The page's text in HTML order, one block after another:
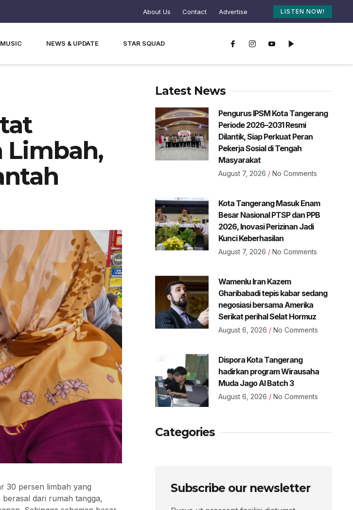
About Us Contact Advertise LISTEN NOW!
MUSIC NEWS & UPDATE STAR SQUAD
Limbah,
30 persen limbah yang
dari rumah tangga,
Latest News
Pengurus IPSM Kota Tangerang
Periode 2026–2031 Resmi
Dilantik, Siap Perkuat Peran
Pekerja Sosial di Tengah
Masyarakat
August 7, 2026 No Comments
Kota Tangerang Masuk Enam
Besar Nasional PTSP dan PPB
2026, Inovasi Perizinan Jadi
Kunci Keberhasilan
August 7, 2026 No Comments
Wamenlu Iran Kazem
Gharibabadi tepis kabar sedang
negosiasi bersama Amerika
Serikat perihal Selat Hormuz
August 6, 2026 No Comments
Dispora Kota Tangerang
hadirkan program Wirausaha
Muda Jago AI Batch 3
August 6, 2026 No Comments
Categories
Subscribe our newsletter